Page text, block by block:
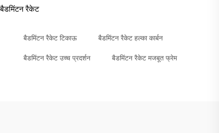
बैडमिंटन रैकेट
बैडमिंटन रैकेट टिकाऊ बैडमिंटन रैकेट हल्का कार्बन
बैडमिंटन रैकेट उच्च प्रदर्शन बैडमिंटन रैकेट मजबूत फ्रेम